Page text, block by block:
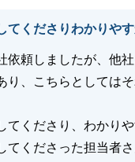
てくださりわかりや
依頼しましたが、他
り、こちらとしては
てくださり、わかりや
てくださった担当者